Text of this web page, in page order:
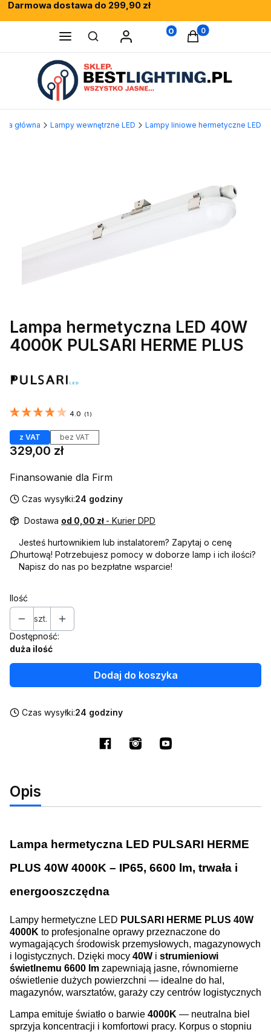
Darmowa dostawa do 299,90 zł
Rewelacyjne opinie klientów
Fachowe doradztwo
Otwórz wyszukiwarkę
0 Produkty w
główna Lampy wewnętrzne LED Lampy liniowe hermetyczne LED
Lampa hermetyczna LED 40W
4000K PULSARI HERME PLUS
4.0 (1 )
z VAT bez VAT
Cena
329,00 zł
Finansowanie dla Firm
Czas wysyłki:24 godziny
Dostawa od 0,00 zł - Kurier DPD
Jesteś hurtownikiem lub instalatorem? Zapytaj o cenę
hurtową! Potrzebujesz pomocy w doborze lamp i ich ilości?
Napisz do nas po bezpłatne wsparcie!
Ilość
szt.
Dostępność:
duża ilość
Dodaj do koszyka
Czas wysyłki:24 godziny
Opis
Lampa hermetyczna LED PULSARI HERME
PLUS 40W 4000K – IP65, 6600 lm, trwała i
energooszczędna
Lampy hermetyczne LED PULSARI HERME PLUS 40W
4000K to profesjonalne oprawy przeznaczone do
wymagających środowisk przemysłowych, magazynowych
i logistycznych. Dzięki mocy 40W i strumieniowi
świetlnemu 6600 lm zapewniają jasne, równomierne
oświetlenie dużych powierzchni — idealne do hal,
magazynów, warsztatów, garaży czy centrów logistycznych
Lampa emituje światło o barwie 4000K — neutralna biel
sprzyja koncentracji i komfortowi pracy. Korpus o stopniu